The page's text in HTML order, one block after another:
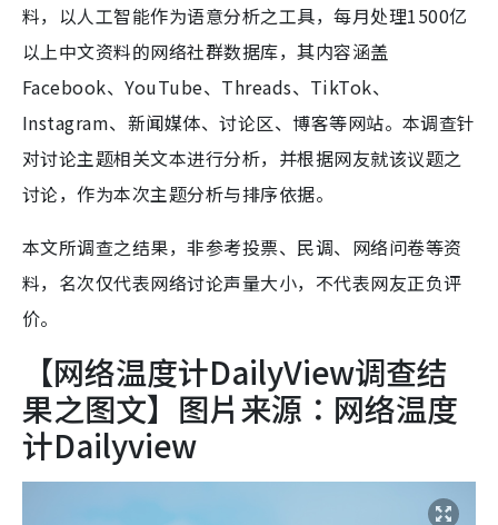
料，以人工智能作为语意分析之工具，每月处理1500亿
以上中文资料的网络社群数据库，其内容涵盖
Facebook、YouTube、Threads、TikTok、
Instagram、新闻媒体、讨论区、博客等网站。本调查针
对讨论主题相关文本进行分析，并根据网友就该议题之
讨论，作为本次主题分析与排序依据。
本文所调查之结果，非参考投票、民调、网络问卷等资
料，名次仅代表网络讨论声量大小，不代表网友正负评
价。
【网络温度计DailyView调查结
果之图文】图片来源：网络温度
计Dailyview